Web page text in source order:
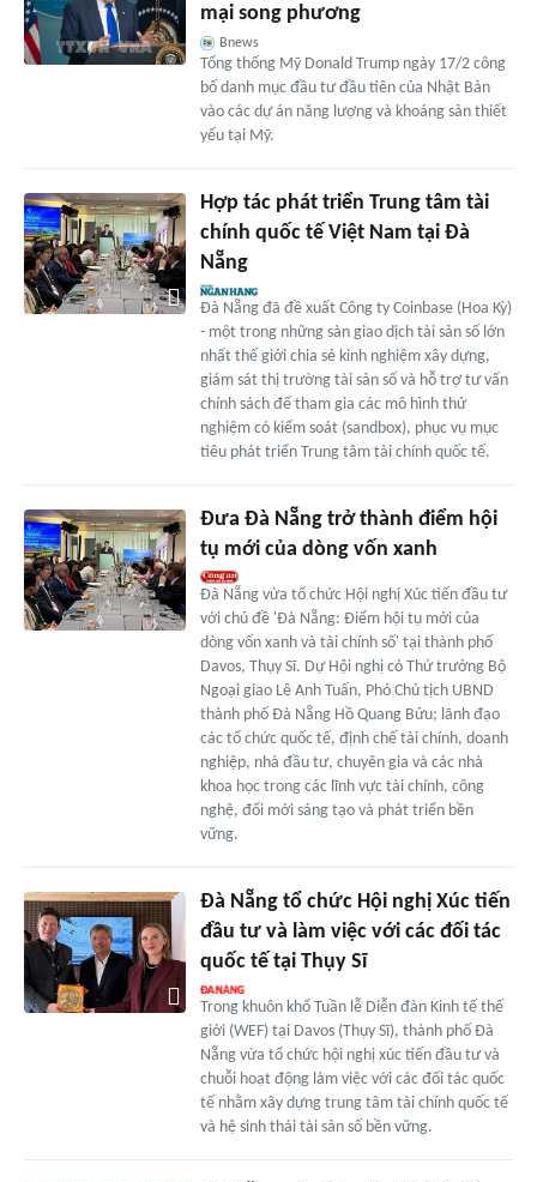
mại song phương
Bnews
Tổng thống Mỹ Donald Trump ngày 17/2 công
bố danh mục đầu tư đầu tiên của Nhật Bản
vào các dự án năng lượng và khoáng sản thiết
yếu tại Mỹ.
Hợp tác phát triển Trung tâm tài
chính quốc tế Việt Nam tại Đà
Nẵng
Đà Nẵng đã đề xuất Công ty Coinbase (Hoa Kỳ)
- một trong những sàn giao dịch tài sản số lớn
nhất thế giới chia sẻ kinh nghiệm xây dựng,
giám sát thị trường tài sản số và hỗ trợ tư vấn
chính sách để tham gia các mô hình thử
nghiệm có kiểm soát (sandbox), phục vụ mục
tiêu phát triển Trung tâm tài chính quốc tế.
Đưa Đà Nẵng trở thành điểm hội
tụ mới của dòng vốn xanh
Đà Nẵng vừa tổ chức Hội nghị Xúc tiến đầu tư
với chủ đề 'Đà Nẵng: Điểm hội tụ mới của
dòng vốn xanh và tài chính số' tại thành phố
Davos, Thụy Sĩ. Dự Hội nghị có Thứ trưởng Bộ
Ngoại giao Lê Anh Tuấn, Phó Chủ tịch UBND
thành phố Đà Nẵng Hồ Quang Bửu; lãnh đạo
các tổ chức quốc tế, định chế tài chính, doanh
nghiệp, nhà đầu tư, chuyên gia và các nhà
khoa học trong các lĩnh vực tài chính, công
nghệ, đổi mới sáng tạo và phát triển bền
vững.
Đà Nẵng tổ chức Hội nghị Xúc tiến
đầu tư và làm việc với các đối tác
quốc tế tại Thụy Sĩ
Trong khuôn khổ Tuần lễ Diễn đàn Kinh tế thế
giới (WEF) tại Davos (Thụy Sĩ), thành phố Đà
Nẵng vừa tổ chức hội nghị xúc tiến đầu tư và
chuỗi hoạt động làm việc với các đối tác quốc
tế nhằm xây dựng trung tâm tài chính quốc tế
và hệ sinh thái tài sản số bền vững.